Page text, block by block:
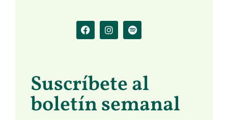
Suscríbete al
boletín semanal